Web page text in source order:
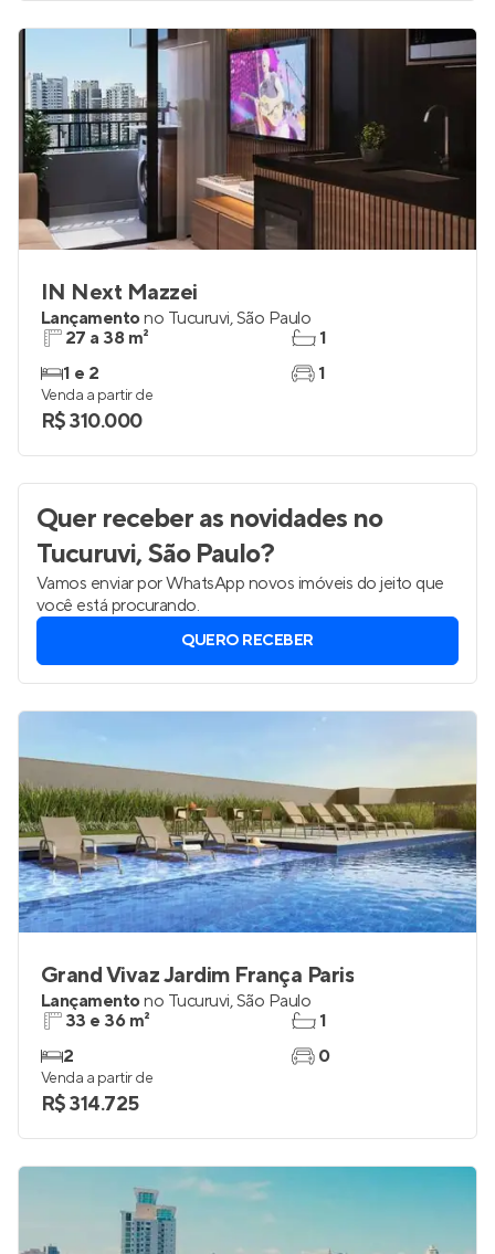
IN Next Mazzei
Lançamentono Tucuruvi,São Paulo
27 a 38 m²
1 e 2
1
1
Venda a partir de
R$ 310.000
Quer receber as novidades no
Tucuruvi, São Paulo?
Vamos enviar por WhatsApp novos imóveis do jeito que
você está procurando.
QUERO RECEBER
Grand Vivaz Jardim França Paris
Lançamentono Tucuruvi,São Paulo
33 e 36 m²
2
1
0
Venda a partir de
R$ 314.725